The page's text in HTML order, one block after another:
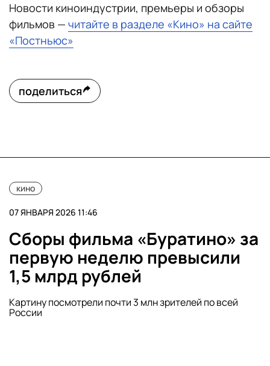
Новости киноиндустрии, премьеры и обзоры
фильмов — читайте в разделе «Кино» на сайте
«Постньюс»
поделиться
кино
07 ЯНВАРЯ 2026 11:46
Сборы фильма «Буратино» за
первую неделю превысили
1,5 млрд рублей
Картину посмотрели почти 3 млн зрителей по всей
России